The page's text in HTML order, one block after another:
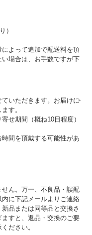
り）
よって追加で配送料を頂
場合は、お手数ですが下
いただきます。お届けに
す。
せ期間（概ね10日程度）
間を頂戴する可能性があ
ん。万一、不良品・誤配
に下記メールよりご連絡
品または同等品と交換さ
すと、返品・交換のご要
ださい。